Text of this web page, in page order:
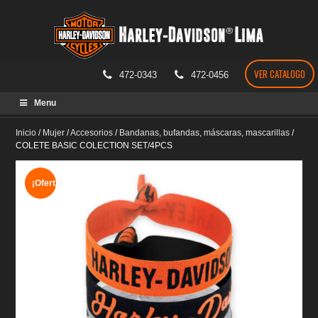
472-0343 472-0456 VER CATALOGO
Menu
Inicio / Mujer /Accesorios / Bandanas, bufandas, máscaras, mascarillas /
COLETE BASIC COLECTION SET/4PCS
¡Oferta!